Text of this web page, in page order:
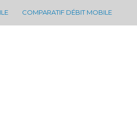
COMPARATIF DÉBIT MOBILE